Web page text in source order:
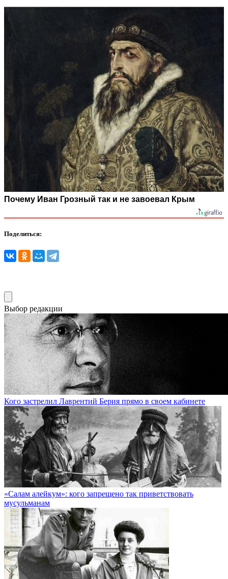
Почему Иван Грозный так и не завоевал Крым
Поделиться:
Выбор редакции
Кого застрелил Лаврентий Берия прямо в своем кабинете
«Салам алейкум»: кого запрещено так приветствовать
мусульманам